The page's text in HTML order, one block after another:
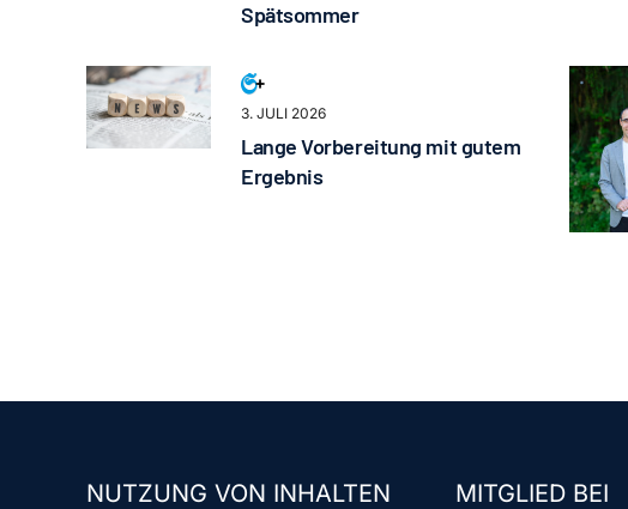
Spätsommer
3. JULI 2026
Lange Vorbereitung mit gutem
Ergebnis
NUTZUNG VON INHALTEN
MITGLIED BEI